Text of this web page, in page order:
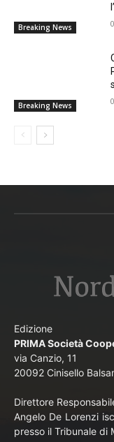
Breaking News
Breaking News
Edizione
PRIMA Società
via Canzio, 11
20092 Cinisello
Direttore
Angelo De Lorenzi
presso il Tribunale di